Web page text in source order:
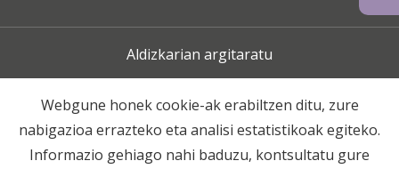
Aldizkarian argitaratu
Lege Oharra
Harpidetza
Webgune honek cookie-ak erabiltzen ditu, zure
nabigazioa errazteko eta analisi estatistikoak egiteko.
Informazio gehiago nahi baduzu, kontsultatu gure